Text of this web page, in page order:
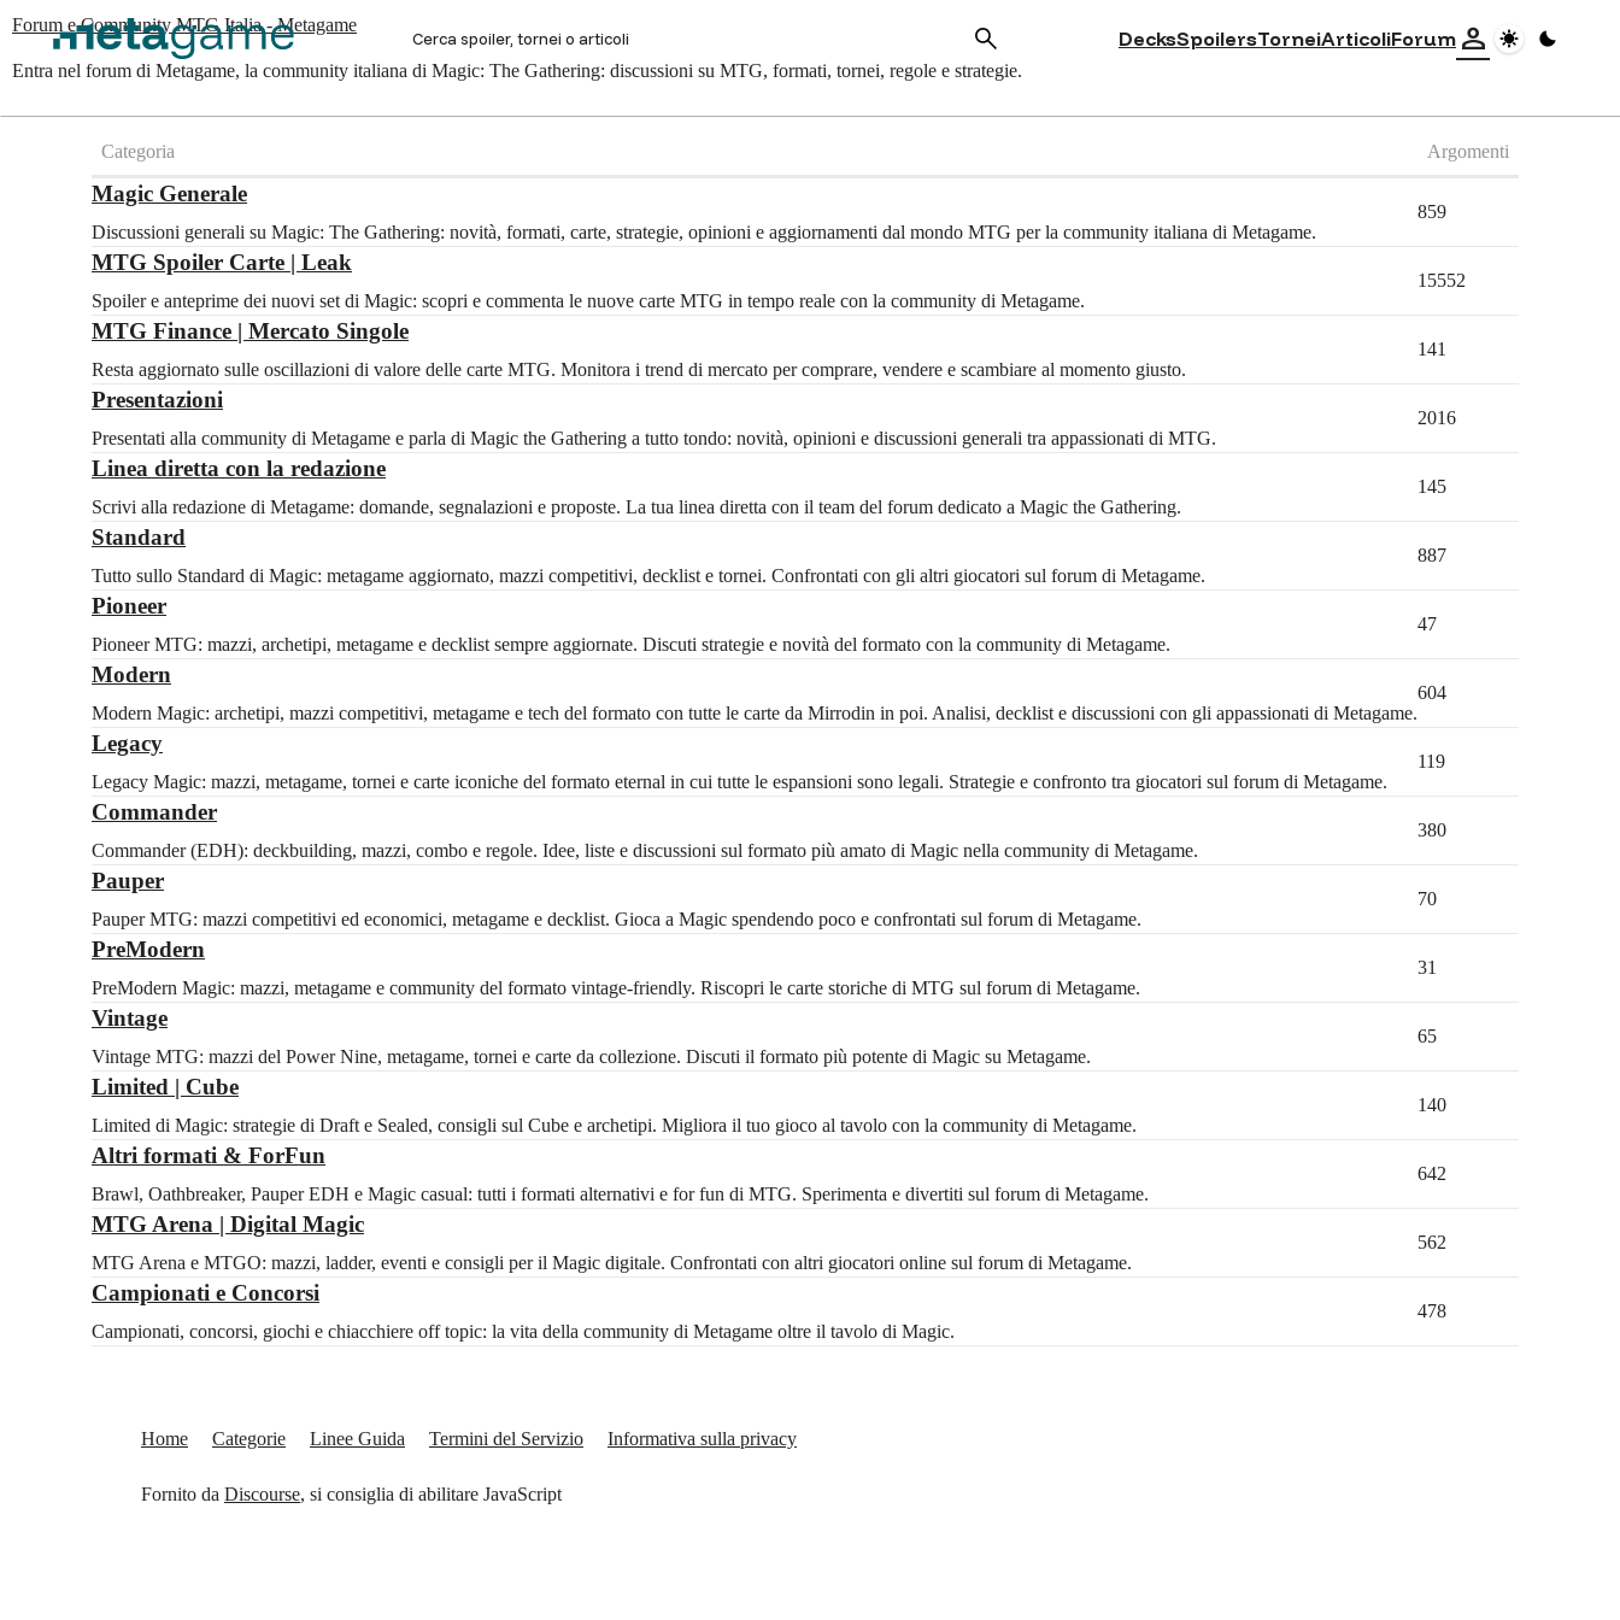
DecksSpoilersTorneiArticoliForum person
Forum e Community MTG Italia - Metagame
Entra nel forum di Metagame, la community italiana di Magic: The Gathering: discussioni su MTG, formati, tornei, regole e strategie.
Categoria Argomenti
Magic Generale
Discussioni generali su Magic: The Gathering: novità, formati, carte, strategie, opinioni e aggiornamenti dal mondo MTG per la community italiana di Metagame.
859
MTG Spoiler Carte | Leak
Spoiler e anteprime dei nuovi set di Magic: scopri e commenta le nuove carte MTG in tempo reale con la community di Metagame.
15552
MTG Finance | Mercato Singole
Resta aggiornato sulle oscillazioni di valore delle carte MTG. Monitora i trend di mercato per comprare, vendere e scambiare al momento giusto.
141
Presentazioni
Presentati alla community di Metagame e parla di Magic the Gathering a tutto tondo: novità, opinioni e discussioni generali tra appassionati di MTG.
2016
Linea diretta con la redazione
Scrivi alla redazione di Metagame: domande, segnalazioni e proposte. La tua linea diretta con il team del forum dedicato a Magic the Gathering.
145
Standard
Tutto sullo Standard di Magic: metagame aggiornato, mazzi competitivi, decklist e tornei. Confrontati con gli altri giocatori sul forum di Metagame.
887
Pioneer
Pioneer MTG: mazzi, archetipi, metagame e decklist sempre aggiornate. Discuti strategie e novità del formato con la community di Metagame.
47
Modern
Modern Magic: archetipi, mazzi competitivi, metagame e tech del formato con tutte le carte da Mirrodin in poi. Analisi, decklist e discussioni con gli appassionati di Metagame.
604
Legacy
Legacy Magic: mazzi, metagame, tornei e carte iconiche del formato eternal in cui tutte le espansioni sono legali. Strategie e confronto tra giocatori sul forum di Metagame.
119
Commander
Commander (EDH): deckbuilding, mazzi, combo e regole. Idee, liste e discussioni sul formato più amato di Magic nella community di Metagame.
380
Pauper
Pauper MTG: mazzi competitivi ed economici, metagame e decklist. Gioca a Magic spendendo poco e confrontati sul forum di Metagame.
70
PreModern
PreModern Magic: mazzi, metagame e community del formato vintage-friendly. Riscopri le carte storiche di MTG sul forum di Metagame.
31
Vintage
Vintage MTG: mazzi del Power Nine, metagame, tornei e carte da collezione. Discuti il formato più potente di Magic su Metagame.
65
Limited | Cube
Limited di Magic: strategie di Draft e Sealed, consigli sul Cube e archetipi. Migliora il tuo gioco al tavolo con la community di Metagame.
140
Altri formati & ForFun
Brawl, Oathbreaker, Pauper EDH e Magic casual: tutti i formati alternativi e for fun di MTG. Sperimenta e divertiti sul forum di Metagame.
642
MTG Arena | Digital Magic
MTG Arena e MTGO: mazzi, ladder, eventi e consigli per il Magic digitale. Confrontati con altri giocatori online sul forum di Metagame.
562
Campionati e Concorsi
Campionati, concorsi, giochi e chiacchiere off topic: la vita della community di Metagame oltre il tavolo di Magic.
478
Home Categorie Linee Guida Termini del Servizio Informativa sulla privacy
Fornito da Discourse, si consiglia di abilitare JavaScript